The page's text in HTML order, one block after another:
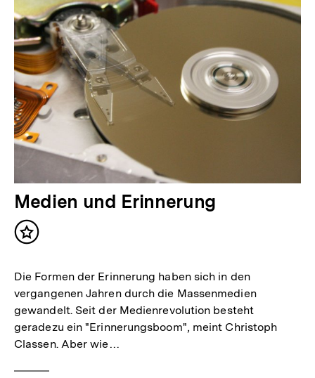
Medien und Erinnerung
Inhalt
Die Formen der Erinnerung haben sich in den
vergangenen Jahren durch die Massenmedien
gewandelt. Seit der Medienrevolution besteht
geradezu ein "Erinnerungsboom", meint Christoph
Classen. Aber wie…